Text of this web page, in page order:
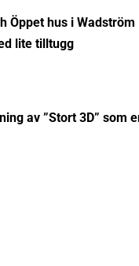
Öppet hus i
lite tilltugg
av ”Stort 3D” som